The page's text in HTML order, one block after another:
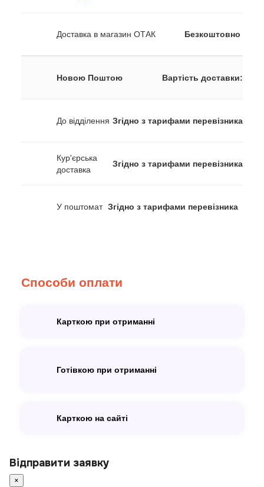
Доставка в магазин ОТАК Безкоштовно
Новою Поштою Вартість доставки:
До відділення Згідно з тарифами перевізника
Кур'єрська
доставка
Згідно з тарифами перевізника
У поштомат Згідно з тарифами перевізника
Способи оплати
Карткою при отриманні
Готівкою при отриманні
Карткою на сайті
Відправити заявку
×